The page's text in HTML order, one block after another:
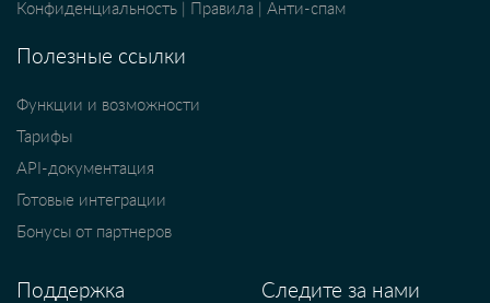
Конфиденциальность
Правила Анти-спам
Полезные ссылки
Функции и возможности
Тарифы
API-документация
Готовые интеграции
Бонусы от партнеров
Поддержка Следите за нами